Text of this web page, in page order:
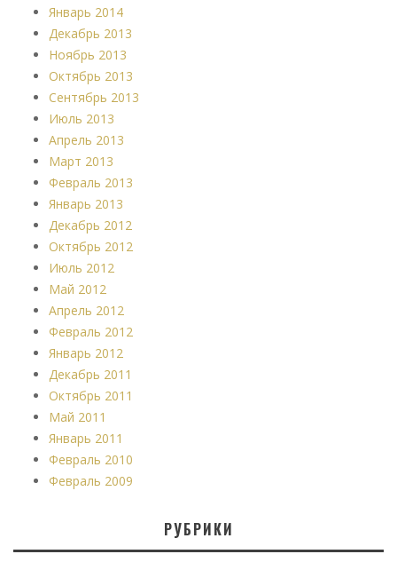
Январь 2014
Декабрь 2013
Ноябрь 2013
Октябрь 2013
Сентябрь 2013
Июль 2013
Апрель 2013
Март 2013
Февраль 2013
Январь 2013
Декабрь 2012
Октябрь 2012
Июль 2012
Май 2012
Апрель 2012
Февраль 2012
Январь 2012
Декабрь 2011
Октябрь 2011
Май 2011
Январь 2011
Февраль 2010
Февраль 2009
РУБРИКИ